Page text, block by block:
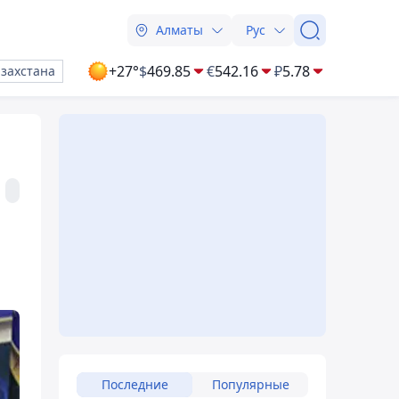
Алматы Рус
+27°$469.85 €542.16 ₽5.78
Последние Популярные